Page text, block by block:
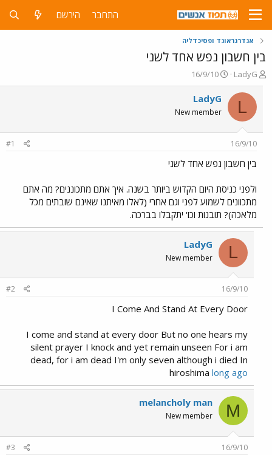
התחבר הירשם
אנדרגראונד ופסיכדליה
בין חשבון נפש אחד לשני
פ
ו
ת
ח
ה
ו
ש
א
LadyG
פ
ו
ר
ם
ר
16/9/10
L
LadyG
New member
16/9/10
#1
בין חשבון נפש אחד לשני
ולפני כניסת היום הקדוש ביותר בשנה. איך אתם מתכוננים? מה אתם
מתכוונים לשמוע לפני וגם אחרי (לאלו מאיתנו שאינם שובתים מכל
מלאכה)? תובנות וכו' יתקבלו בברכה.
L
LadyG
New member
16/9/10
#2
I Come And Stand At Every Door
I come and stand at every door But no one hears my
silent prayer I knock and yet remain unseen For i am
dead, for i am dead I'm only seven although i died In
hiroshima long ago
M
melancholy man
New member
16/9/10
#3